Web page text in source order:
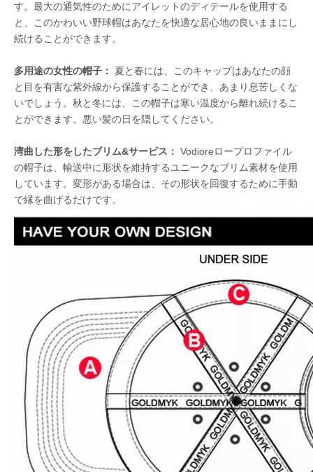
す。最大の通気性のためにアイレットのディテールを使用する
と、このかわいい野球帽はあなたを快適な居心地の良いままにし
続けることができます。
多用途の女性の帽子：
夏と春には、このキャップはあなたの顔
と目を有害な紫外線から保護することができ、あまり息苦しくな
いでしょう。秋と冬には、この帽子は寒い温度から離れ続けるこ
とができます。悪い髪の日を隠してください。
湾曲した形をしたブリム&サービス： Vodioreロープロファイル
の帽子は、輸送中に形状を維持するユニークなブリム素材を使用
しています。変形がある場合は、その形状を回復するために手動
で縁を曲げるだけです。